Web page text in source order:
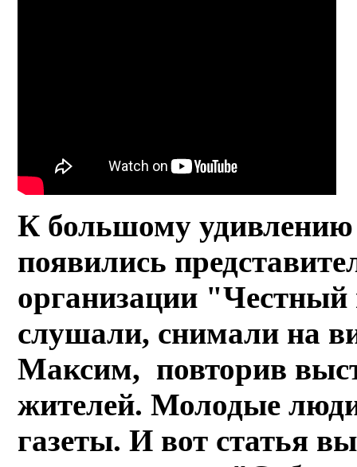
К большому удивлению
появились
организации
слушали, снимали на
Максим, повторив
жителей. Молодые
газеты. И вот статья